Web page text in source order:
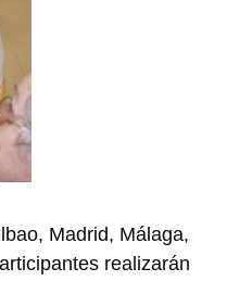
Madrid, Málaga,
realizarán